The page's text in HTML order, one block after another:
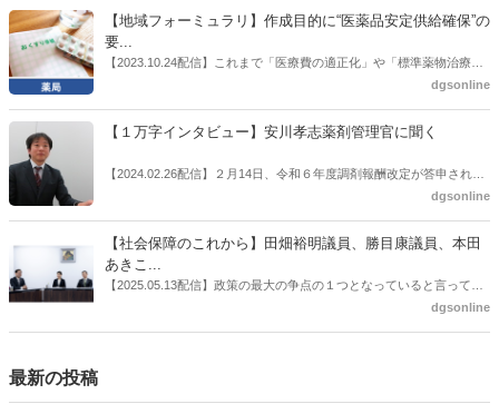
候補の前提となるもの。薬剤師に関わる政策に広く・深く関わってき
た同氏の復活に向けた薬剤師業界の期待には熱いものがある。不透明
感の払拭できない医療・介護・障害者サービスのトリプル改定等へ
の、薬剤師業界の強い危機感の裏返しといってもいいだろう。本稿で
【地域フォーミュラリ】作成目的に“医薬品安定供給確保”の
要...
【2023.10.24配信】これまで「医療費の適正化」や「標準薬物治療の
推進」などが目的とされることが多かった地域フォーミュラリの作
た。医薬品の安定供給確保だ。10月22日に開かれた「日本フォーミュ
飯田市）は、会員薬局から安定供給確保への強い要望があったことを
受け、安定供給確保が見込めるPPI３成分について銘柄を含めて選定
dgsonline
【１万字インタビュー】安川孝志薬剤管理官に聞く
【2024.02.26配信】２月14日、令和６年度調剤報酬改定が答申され
た。本紙では、厚生労働省保険局医療課・薬剤管理官の安川孝志氏
dgsonline
【社会保障のこれから】田畑裕明議員、勝目康議員、本田
あきこ...
【2025.05.13配信】政策の最大の争点の１つとなっていると言っても
よいのが社会保障のこれからのあり方だ。特に与党では、政府関係者
dgsonline
最新の投稿